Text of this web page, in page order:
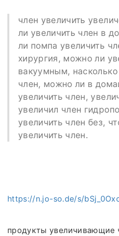
член увеличить
ли увеличить член в
ли помпа увеличить
хирургия, можно ли
вакуумным,
член, можно ли в
увеличить член,
увеличил член
увеличить член без,
увеличить член.
https://n.jo-so.de/s/
продукты увеличивающие